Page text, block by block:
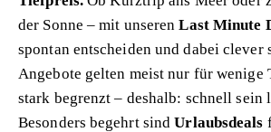
der Sonne – mit unserenLast Minute
spontan entscheiden und dabei clever
Angebote gelten meist nur für wenige
stark begrenzt – deshalb: schnell sein
Besonders begehrt sindUrlaubsdeals